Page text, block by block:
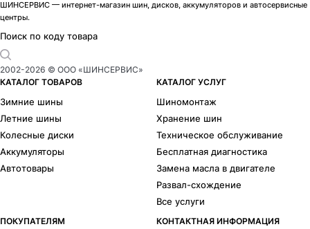
ШИНСЕРВИС — интернет-магазин шин, дисков, аккумуляторов и автосервисные
центры.
Поиск по коду товара
2002-2026 © ООО «ШИНСЕРВИС»
КАТАЛОГ ТОВАРОВ
Зимние шины
Летние шины
Колесные диски
Аккумуляторы
Автотовары
КАТАЛОГ УСЛУГ
Шиномонтаж
Хранение шин
Техническое обслуживание
Бесплатная диагностика
Замена масла в двигателе
Развал-схождение
Все услуги
ПОКУПАТЕЛЯМ КОНТАКТНАЯ ИНФОРМАЦИЯ